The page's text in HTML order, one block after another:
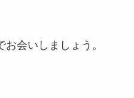
会いしましょう。